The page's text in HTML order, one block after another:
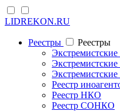
LIDREKON.RU
Реестры
Реестры
Реестр
Реестр НКО
Реестр СОНКО